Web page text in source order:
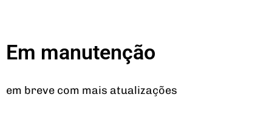
Em manutenção
em breve com mais atualizações